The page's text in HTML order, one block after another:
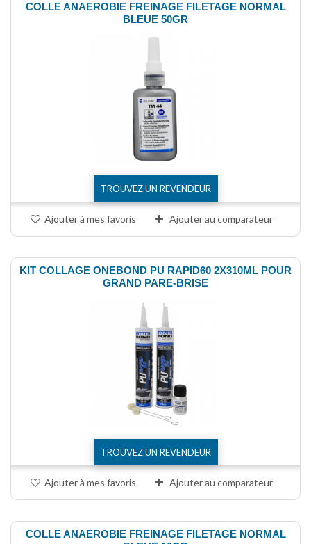
COLLE ANAEROBIE FREINAGE FILETAGE NORMAL
BLEUE 50GR
TROUVEZ UN REVENDEUR
Ajouter à mes favoris Ajouter au comparateur
KIT COLLAGE ONEBOND PU RAPID60 2X310ML POUR
GRAND PARE-BRISE
TROUVEZ UN REVENDEUR
Ajouter à mes favoris Ajouter au comparateur
COLLE ANAEROBIE FREINAGE FILETAGE NORMAL